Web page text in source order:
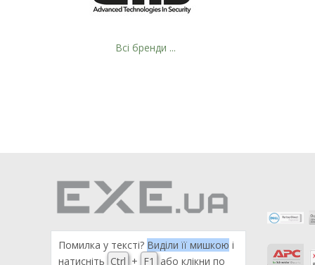
63
Всі бренди ...
Помилка у тексті? Виділи її мишкою і
натисніть Ctrl + F1 або клікни по